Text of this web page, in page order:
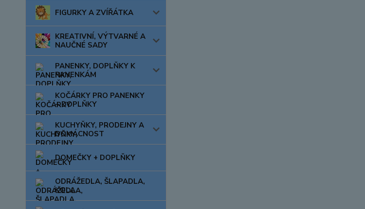
FIGURKY A ZVÍŘÁTKA
KREATIVNÍ, VÝTVARNÉ A
NAUČNÉ SADY
PANENKY, DOPLŇKY K
PANENKÁM
KOČÁRKY PRO PANENKY
+ DOPLŇKY
KUCHYŇKY, PRODEJNY A
DOMÁCNOST
DOMEČKY + DOPLŇKY
ODRÁŽEDLA, ŠLAPADLA,
KOLA